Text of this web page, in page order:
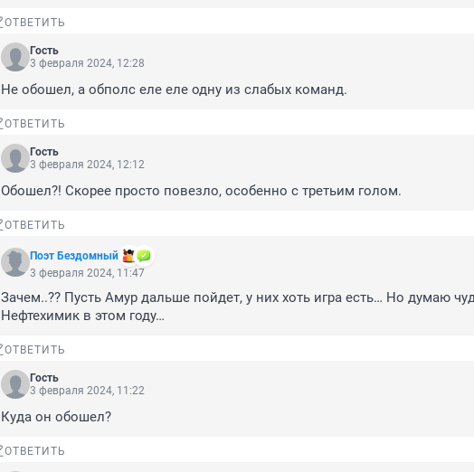
ОТВЕТИТЬ
Гость
3 февраля 2024, 12:28
Не обошел, а обполс еле еле одну из слабых команд.
ОТВЕТИТЬ
Гость
3 февраля 2024, 12:12
Обошел?! Скорее просто повезло, особенно с третьим голом.
ОТВЕТИТЬ
Поэт Бездомный
3 февраля 2024, 11:47
Зачем..?? Пусть Амур дальше пойдет, у них хоть игра есть… Но думаю
Нефтехимик в этом году…
ОТВЕТИТЬ
Гость
3 февраля 2024, 11:22
Куда он обошел?
ОТВЕТИТЬ